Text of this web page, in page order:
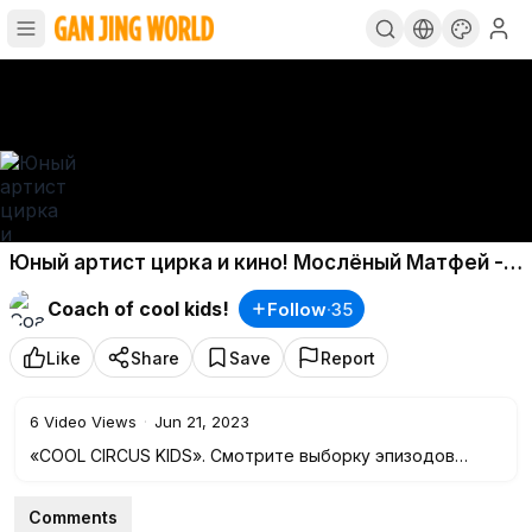
Юный артист цирка и кино! Мослёный Матфей - в
детском юмористическом сериале «Хочу в
Париж!».
Coach of cool kids! Follow·35
Like Share Save Report
6 Video Views · Jun 21, 2023
«COOL CIRCUS KIDS». Смотрите выборку эпизодов
Матфеем - детского юмористического сериала «Хочу в
Comments